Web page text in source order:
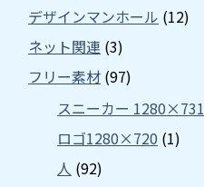
デザインマンホール (12)
ネット関連 (3)
フリー素材 (97)
スニーカー 1280×731
ロゴ1280×720 (1)
人 (92)